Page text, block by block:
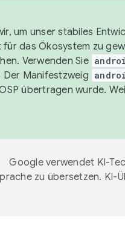
um unser stabiles
das Ökosystem zu
Verwenden Sie
Manifestzweig
übertragen wurde.
Google verwendet KI-
zu übersetzen. KI-